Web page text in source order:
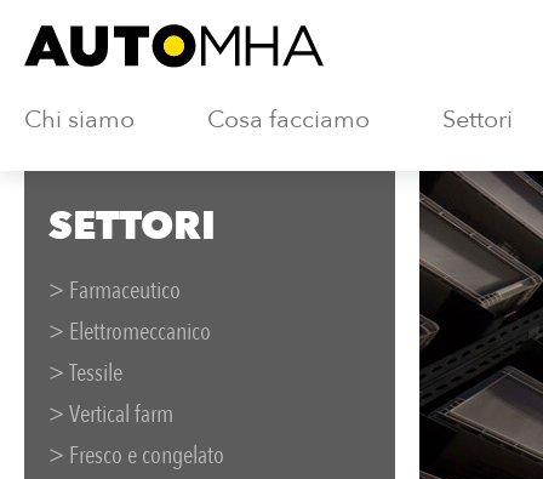
Chi siamo Cosa facciamo Settori
SETTORI
> Farmaceutico
> Elettromeccanico
> Tessile
> Vertical farm
> Fresco e congelato